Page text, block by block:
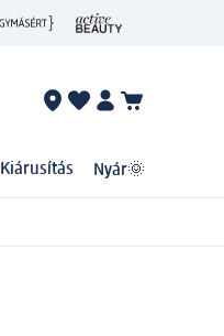
Kiárusítás Nyár🌞